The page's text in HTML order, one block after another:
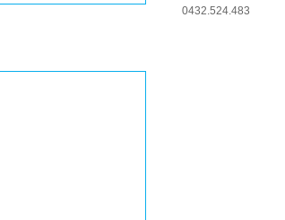
0432.524.483